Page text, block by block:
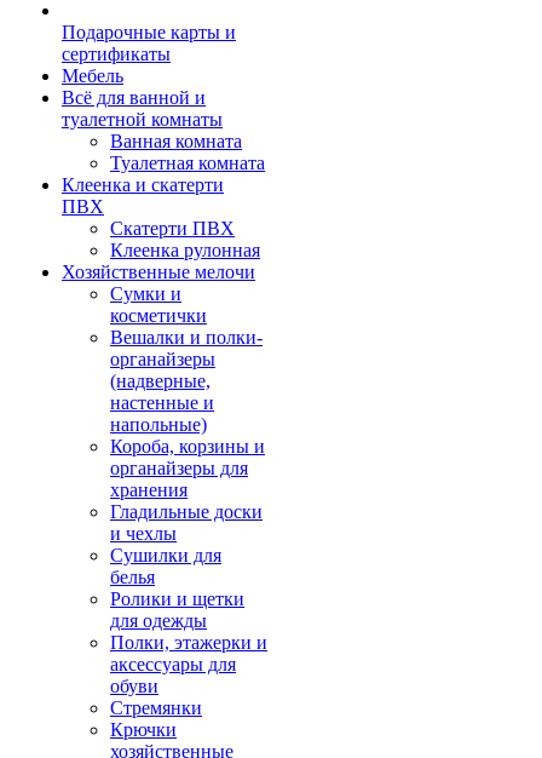
Подарочные карты и
сертификаты
Мебель
Всё для ванной и
туалетной комнаты
Ванная комната
Туалетная комната
Клеенка и скатерти
ПВХ
Скатерти ПВХ
Клеенка рулонная
Хозяйственные мелочи
Сумки и
косметички
Вешалки и полки-
органайзеры
(надверные,
настенные и
напольные)
Короба, корзины и
органайзеры для
хранения
Гладильные доски
и чехлы
Сушилки для
белья
Ролики и щетки
для одежды
Полки, этажерки и
аксессуары для
обуви
Стремянки
Крючки
хозяйственные